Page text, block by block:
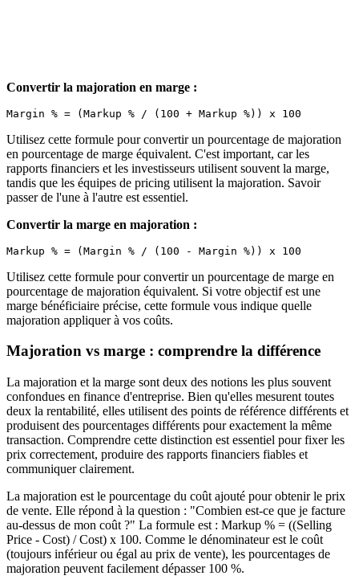
Convertir la majoration en marge :
Utilisez cette formule pour convertir un pourcentage de majoration
en pourcentage de marge équivalent. C'est important, car les
rapports financiers et les investisseurs utilisent souvent la marge,
tandis que les équipes de pricing utilisent la majoration. Savoir
passer de l'une à l'autre est essentiel.
Convertir la marge en majoration :
Utilisez cette formule pour convertir un pourcentage de marge en
pourcentage de majoration équivalent. Si votre objectif est une
marge bénéficiaire précise, cette formule vous indique quelle
majoration appliquer à vos coûts.
Majoration vs marge : comprendre la différence
La majoration et la marge sont deux des notions les plus souvent
confondues en finance d'entreprise. Bien qu'elles mesurent toutes
deux la rentabilité, elles utilisent des points de référence différents et
produisent des pourcentages différents pour exactement la même
transaction. Comprendre cette distinction est essentiel pour fixer les
prix correctement, produire des rapports financiers fiables et
communiquer clairement.
La majoration est le pourcentage du coût ajouté pour obtenir le prix
de vente. Elle répond à la question : "Combien est-ce que je facture
au-dessus de mon coût ?" La formule est : Markup % = ((Selling
Price - Cost) / Cost) x 100. Comme le dénominateur est le coût
(toujours inférieur ou égal au prix de vente), les pourcentages de
majoration peuvent facilement dépasser 100 %.